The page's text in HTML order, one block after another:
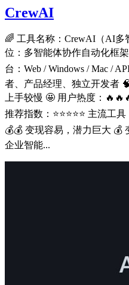
CrewAI
🌈 工具名称：CrewAI（AI多
位：多智能体协作自动化框
台：Web / Windows / Mac /
者、产品经理、独立开发者
上手较慢 🤩 用户热度：
推荐指数：⭐⭐⭐⭐⭐ 主流工
💰💰 变现容易，潜力巨大 💰
企业智能...